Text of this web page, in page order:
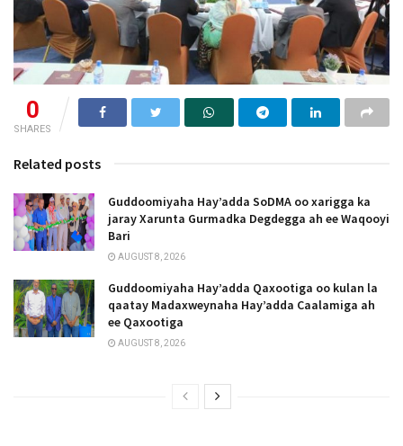
0
SHARES
Related posts
Guddoomiyaha Hay’adda SoDMA oo xarigga ka
jaray Xarunta Gurmadka Degdegga ah ee Waqooyi
Bari
AUGUST 8, 2026
Guddoomiyaha Hay’adda Qaxootiga oo kulan la
qaatay Madaxweynaha Hay’adda Caalamiga ah
ee Qaxootiga
AUGUST 8, 2026